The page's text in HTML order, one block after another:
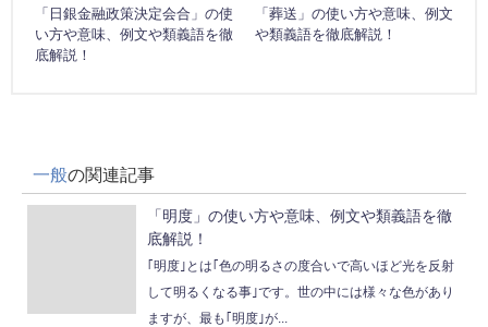
「日銀金融政策決定会合」の使
い方や意味、例文や類義語を徹
底解説！
「葬送」の使い方や意味、例文
や類義語を徹底解説！
一般の関連記事
「明度」の使い方や意味、例文や類義語を徹
底解説！
｢明度｣とは｢色の明るさの度合いで高いほど光を反射
して明るくなる事｣です。世の中には様々な色があり
ますが、最も｢明度｣が...